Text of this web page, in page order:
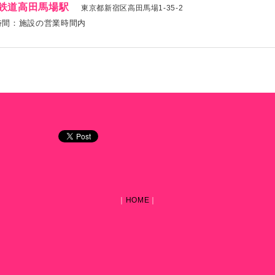
道高田馬場駅 東京都新宿区高田馬場1-35-2
間：施設の営業時間内
HOME